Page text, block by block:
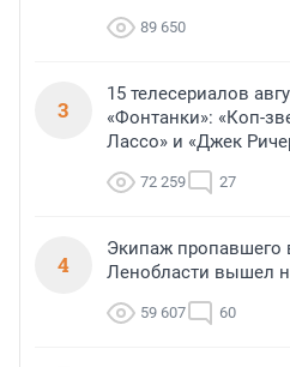
89 650
3
15 телесериалов
«Фонтанки»: «Коп-
Лассо» и «Джек
72 259 27
4
Экипаж пропавшего
Ленобласти вышел
59 607 60